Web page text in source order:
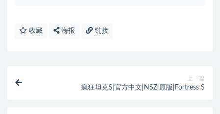
收藏 海报 链接
上一篇
疯狂坦克S|官方中文|NSZ|原版|Fortress S